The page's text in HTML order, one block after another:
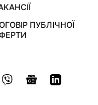
ПУБЛІЧНОЇ